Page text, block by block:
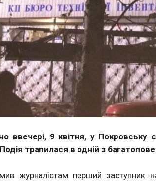
ввечері, 9 квітня, у
трапилася в одній з
журналістам перший